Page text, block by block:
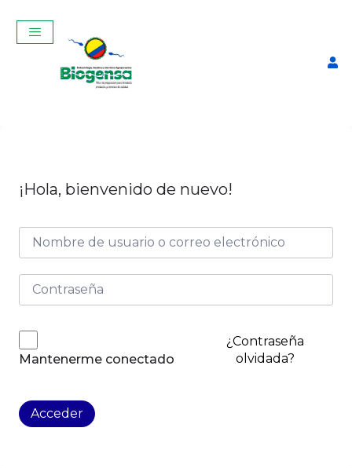
¡Hola, bienvenido de nuevo!
Mantenerme conectado
¿Contraseña
olvidada?
Acceder
Curso Teórico-Práctico de
Ginecología, Palpación y
vacas Agosto 2025